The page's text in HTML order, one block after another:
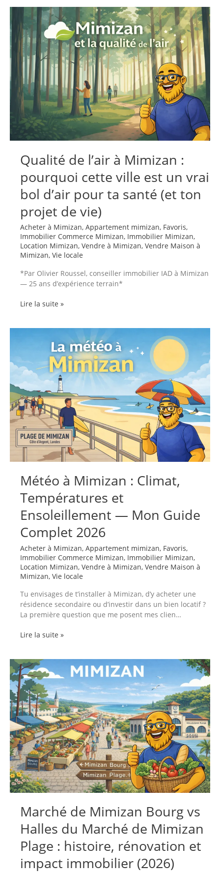
Mimizan
:
quand
la
forêt
landaise
fait
la
valeur
de
l’immobilier
local
Qualité de l’air à Mimizan :
pourquoi cette ville est un vrai
bol d’air pour ta santé (et ton
projet de vie)
Acheter à Mimizan, Appartement mimizan, Favoris,
Immobilier Commerce Mimizan, Immobilier Mimizan,
Location Mimizan, Vendre à Mimizan, Vendre Maison à
Mimizan, Vie locale
*Par Olivier Roussel, conseiller immobilier IAD à Mimizan
— 25 ans d’expérience terrain*
Qualité
pourquoi
cette
ville
est
un
vrai
bol
d’air
pour
(et
projet
de
vie)
Lire la suite »
Météo à Mimizan : Climat,
Températures et
Ensoleillement — Mon Guide
Complet 2026
Acheter à Mimizan, Appartement mimizan, Favoris,
Immobilier Commerce Mimizan, Immobilier Mimizan,
Location Mimizan, Vendre à Mimizan, Vendre Maison à
Mimizan, Vie locale
Tu envisages de t’installer à Mimizan, d’y acheter une
résidence secondaire ou d’investir dans un bien locatif ?
La première question que me posent mes clien…
Météo
:
Climat,
Températures
Ensoleillement
—
Mon
Guide
Complet
2026
Lire la suite »
Marché de Mimizan Bourg vs
Halles du Marché de Mimizan
Plage : histoire, rénovation et
impact immobilier (2026)